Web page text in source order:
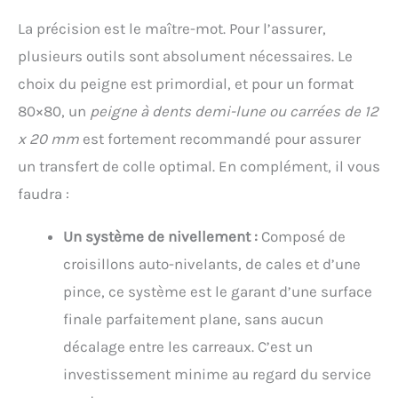
fournie (Ø120 mm) se change sans outil
passer d'un matériau à l'autre sans perdre
une minute.
conception de dissipation de chaleur
poreuse, peut répandre la chaleur plus
utilisé pour plus de temps.Et le système de
la sécurité, le mélangeur de mortier peut
s'éteindre en cas de surchauffe.
à 6 vitesses】Cette machine électrique à
mélange efficace et complet, ce qui permet
éclaboussures. Vous pouvez utiliser nos
mélangeurs pour divers matériaux tels que
la peinture, la boue de cloison sèche, le
coulis, le béton, le mortier et plus encore.
Peut mélanger même les composés les plus
épais.
poignée ergonomique】Lorsque vous
La précision est le maître-mot. Pour l’assurer,
plusieurs outils sont absolument nécessaires. Le
choix du peigne est primordial, et pour un format
80×80, un peigne à dents demi-lune ou carrées de 12
x 20 mm est fortement recommandé pour assurer
un transfert de colle optimal. En complément, il vous
faudra :
Un système de nivellement : Composé de
croisillons auto-nivelants, de cales et d’une
pince, ce système est le garant d’une surface
finale parfaitement plane, sans aucun
décalage entre les carreaux. C’est un
investissement minime au regard du service